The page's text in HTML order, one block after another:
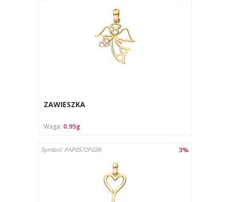
ZAWIESZKA
Waga: 0.95g
3%
Symbol: PAP0572PG8K